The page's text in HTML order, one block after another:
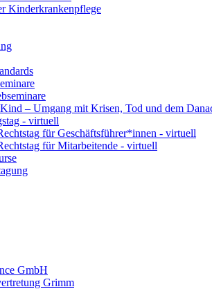
Kinderkrankenpflege
– Umgang mit Krisen, Tod und dem
- virtuell
für Geschäftsführer*innen - virtuell
für Mitarbeitende - virtuell
GmbH
Grimm